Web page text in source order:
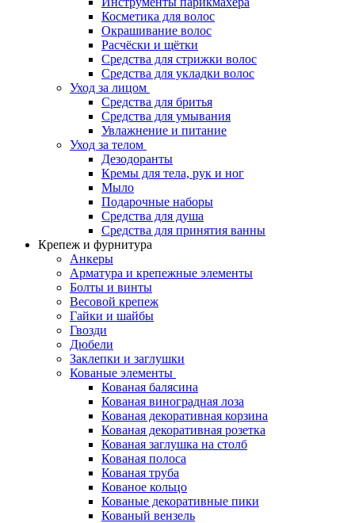
Косметика для волос
Окрашивание волос
Расчёски и щётки
Средства для стрижки волос
Средства для укладки волос
Уход за лицом
Средства для бритья
Средства для умывания
Увлажнение и питание
Уход за телом
Дезодоранты
Кремы для тела, рук и ног
Мыло
Подарочные наборы
Средства для душа
Средства для принятия ванны
Крепеж и фурнитура
Анкеры
Арматура и крепежные элементы
Болты и винты
Весовой крепеж
Гайки и шайбы
Гвозди
Дюбели
Заклепки и заглушки
Кованые элементы
Кованая балясина
Кованая виноградная лоза
Кованая декоративная корзина
Кованая декоративная розетка
Кованая заглушка на столб
Кованая полоса
Кованая труба
Кованое кольцо
Кованые декоративные пики
Кованый вензель